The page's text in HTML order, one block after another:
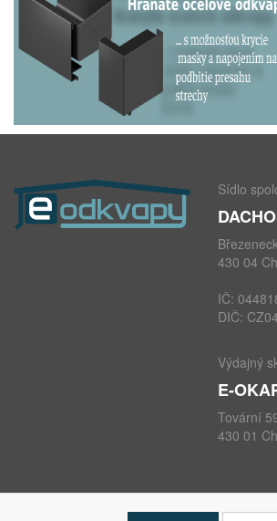
Sídlo
430 04
IČ:
DIČ:
Výdajný
E-
Tovární
430 01
telefon: